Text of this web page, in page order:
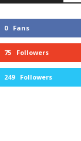
0 Fans
75 Followers
249 Followers